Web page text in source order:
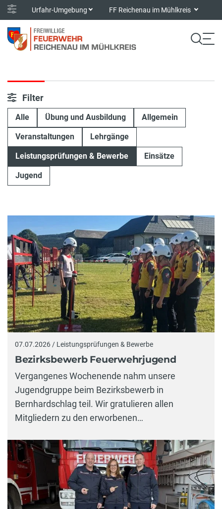
Urfahr-Umgebung FF Reichenau im Mühlkreis
Filter
Alle Übung und Ausbildung Allgemein
Veranstaltungen Lehrgänge
Leistungsprüfungen & Bewerbe Einsätze
Jugend
07.07.2026 / Leistungsprüfungen & Bewerbe
Bezirksbewerb Feuerwehrjugend
Vergangenes Wochenende nahm unsere
Jugendgruppe beim Bezirksbewerb in
Bernhardschlag teil. Wir gratulieren allen
Mitgliedern zu den erworbenen…